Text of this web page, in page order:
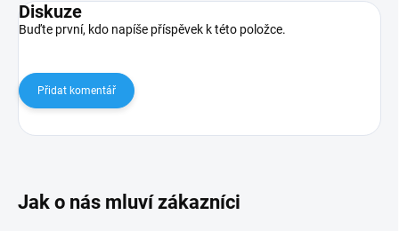
Diskuze
Buďte první, kdo napíše příspěvek k této položce.
Přidat komentář